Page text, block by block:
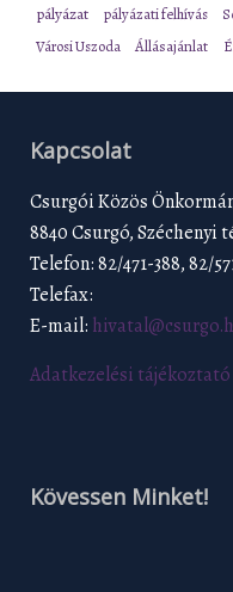
pályázat pályázati felhívás
Városi Uszoda
Állásajánlat
Kapcsolat
Csurgói Közös
8840 Csurgó, Széchenyi
Telefon: 82/471-388, 82/
Telefax:
E-mail:
Adatkezelési tájékoztató
Kövessen Minket!